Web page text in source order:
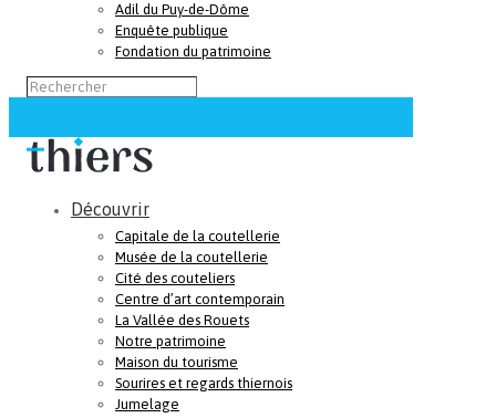
Adil du Puy-de-Dôme
Enquête publique
Fondation du patrimoine
Découvrir
Capitale de la coutellerie
Musée de la coutellerie
Cité des couteliers
Centre d’art contemporain
La Vallée des Rouets
Notre patrimoine
Maison du tourisme
Sourires et regards thiernois
Jumelage